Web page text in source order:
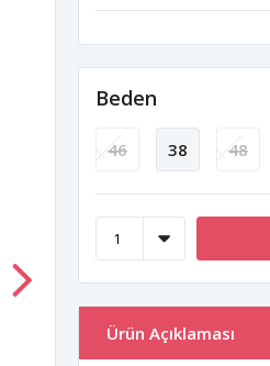
Beden
46 38 48
Ürün Açıklaması